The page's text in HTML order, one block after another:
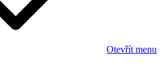
Otevřít menu